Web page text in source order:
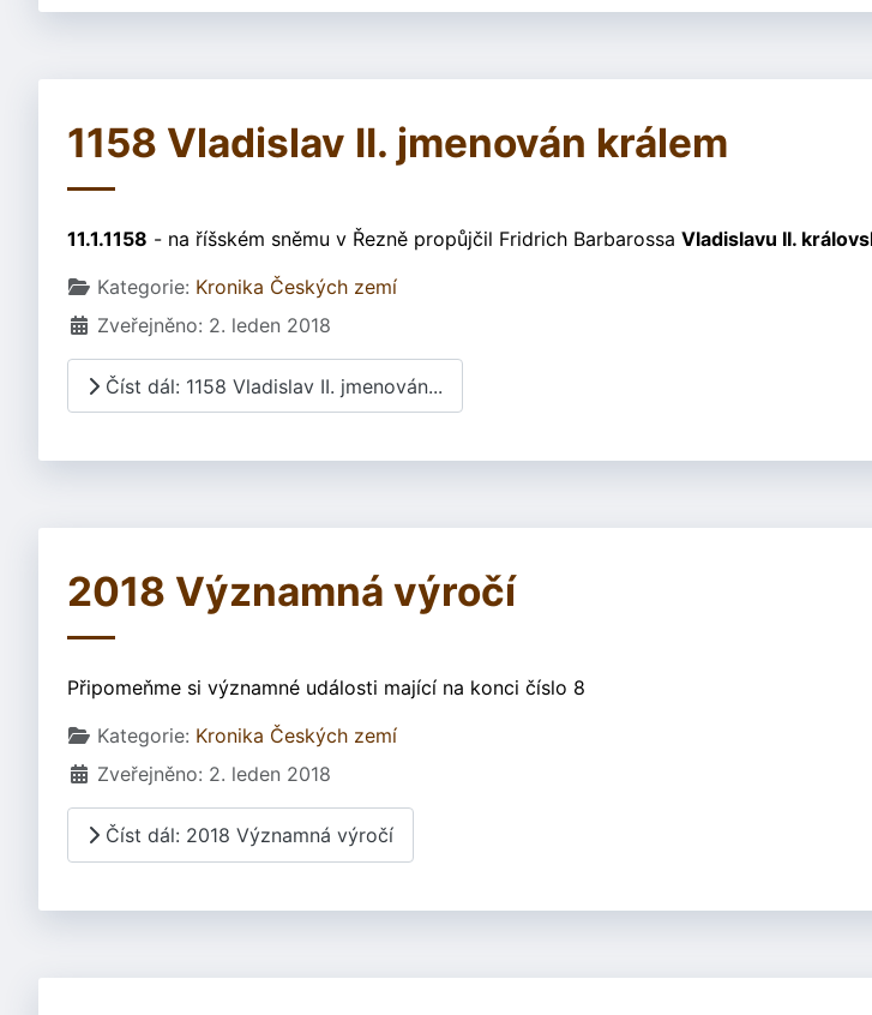
1158 Vladislav II. jmenován králem
11.1.1158 - na říšském sněmu v Řezně propůjčil Fridrich Barbarossa Vladislavu II.
Základní údaje
Kategorie: Kronika Českých zemí
Zveřejněno: 2. leden 2018
Číst dál: 1158 Vladislav II. jmenován...
2018 Významná výročí
Připomeňme si významné události mající na konci číslo 8
Základní údaje
Kategorie: Kronika Českých zemí
Zveřejněno: 2. leden 2018
Číst dál: 2018 Významná výročí